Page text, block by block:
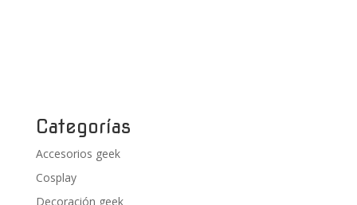
Categorías
Accesorios geek
Cosplay
Decoración geek